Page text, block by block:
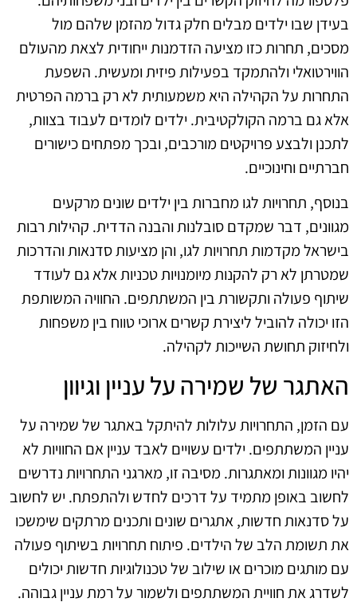
בעידן שבו ילדים מבלים חלק גדול מהזמן שלהם מול
מסכים, תחרות כזו מציעה הזדמנות ייחודית לצאת מהעולם
הווירטואלי ולהתמקד בפעילות פיזית ומעשית. השפעת
התחרות על הקהילה היא משמעותית לא רק ברמה הפרטית
אלא גם ברמה הקולקטיבית. ילדים לומדים לעבוד בצוות,
לתכנן ולבצע פרויקטים מורכבים, ובכך מפתחים כישורים
חברתיים וחינוכיים.
בנוסף, תחרויות לגו מחברות בין ילדים שונים מרקעים
מגוונים, דבר שמקדם סובלנות והבנה הדדית. קהילות רבות
בישראל מקדמות תחרויות לגו, והן מציעות סדנאות והדרכות
שמטרתן לא רק להקנות מיומנויות טכניות אלא גם לעודד
שיתוף פעולה ותקשורת בין המשתתפים. החוויה המשותפת
הזו יכולה להוביל ליצירת קשרים ארוכי טווח בין משפחות
ולחיזוק תחושת השייכות לקהילה.
האתגר של שמירה על עניין וגיוון
עם הזמן, התחרויות עלולות להיתקל באתגר של שמירה על
עניין המשתתפים. ילדים עשויים לאבד עניין אם החוויות לא
יהיו מגוונות ומאתגרות. מסיבה זו, מארגני התחרויות נדרשים
לחשוב באופן מתמיד על דרכים לחדש ולהתפתח. יש לחשוב
על סדנאות חדשות, אתגרים שונים ותכנים מרתקים שימשכו
את תשומת הלב של הילדים. פיתוח תחרויות בשיתוף פעולה
עם מותגים מוכרים או שילוב של טכנולוגיות חדשות יכולים
לשדרג את חוויית המשתתפים ולשמור על רמת עניין גבוהה.